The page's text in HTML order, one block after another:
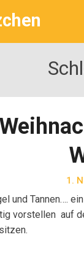
1.
und Tannen….
vorstellen auf